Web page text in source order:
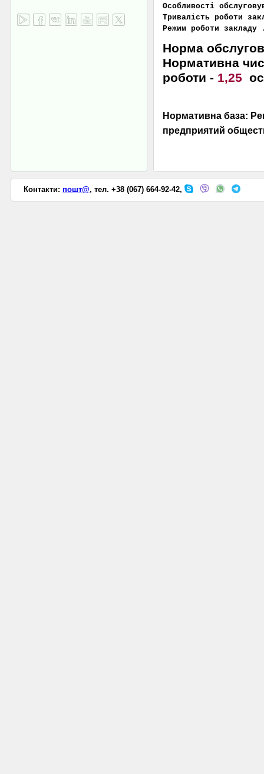
Особливості
Тривалість роботи
Режим роботи
Норма
Нормативна
роботи - 1,25
Нормативна база:
предприятий
Контакти: пошт@, тел. +38 (067) 664-92-42,